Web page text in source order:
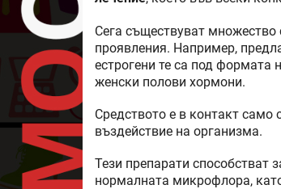
Сега съществуват множество
проявления. Например,
естрогени те са под формата
женски полови хормони.
Средството е в контакт само
въздействие на организма.
Тези препарати способстват
нормалната микрофлора,